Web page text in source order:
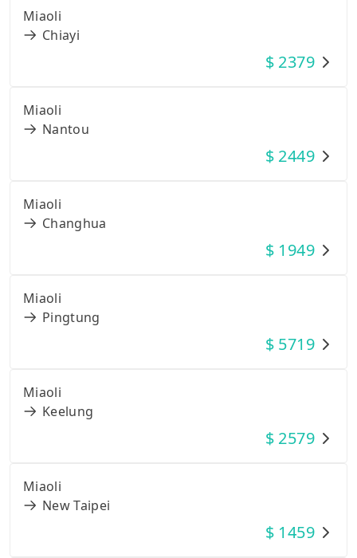
Miaoli
Chiayi
$ 2379
Miaoli
Nantou
$ 2449
Miaoli
Changhua
$ 1949
Miaoli
Pingtung
$ 5719
Miaoli
Keelung
$ 2579
Miaoli
New Taipei
$ 1459